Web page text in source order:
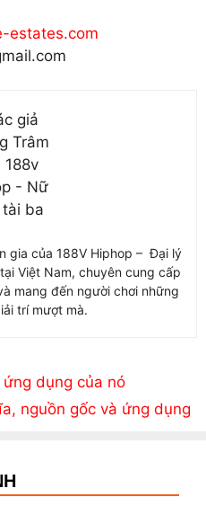
estates.com
gia của 188V Hiphop – Đại lý
Việt Nam, chuyên cung cấp
mang đến người chơi những
trí mượt mà.
ứng dụng của nó
nguồn gốc và ứng dụng